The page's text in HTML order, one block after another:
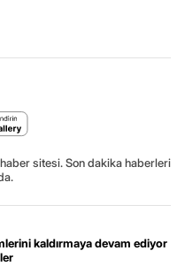
sitesi. Son dakika haberleri
kaldırmaya devam ediyor